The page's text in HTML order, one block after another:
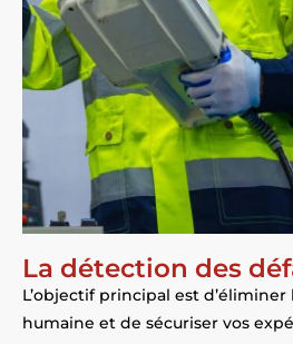
La détection des
L’objectif principal est d’éliminer
humaine et de sécuriser vos